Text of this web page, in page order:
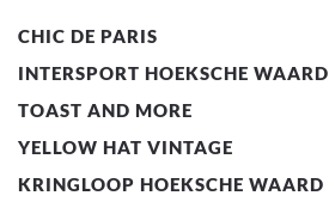
CHIC DE PARIS
INTERSPORT HOEKSCHE WAARD
TOAST AND MORE
YELLOW HAT VINTAGE
KRINGLOOP HOEKSCHE WAARD